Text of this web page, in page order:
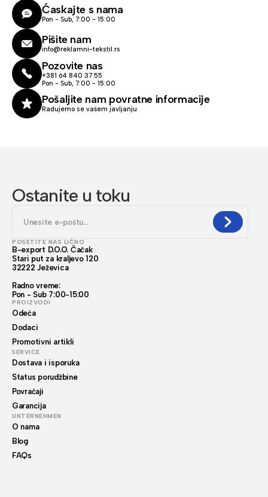
Ćaskajte s nama
Pon - Sub, 7:00 - 15:00
Pišite nam
info@reklamni-tekstil.rs
Pozovite nas
+381 64 840 37 55
Pon - Sub, 7:00 - 15:00
Pošaljite nam povratne informacije
Radujemo se vašem javljanju
Ostanite u toku
POSETITE NAS LIČNO
B-export D.O.O. Čačak
Stari put za kraljevo 120
32222 Ježevica
Radno vreme:
Pon - Sub 7:00-15:00
PROIZVODI
Odeća
Dodaci
Promotivni artikli
SERVICE
Dostava i isporuka
Status porudžbine
Povraćaji
Garancija
UNTERNEHMEN
O nama
Blog
FAQs